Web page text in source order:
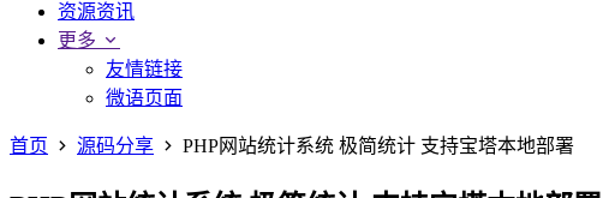
资源资讯
更多
友情链接
微语页面
首页 源码分享 PHP网站统计系统 极简统计 支持宝塔本地部署